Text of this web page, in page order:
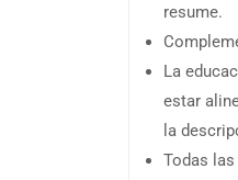
resume.
La
estar
la
Todas